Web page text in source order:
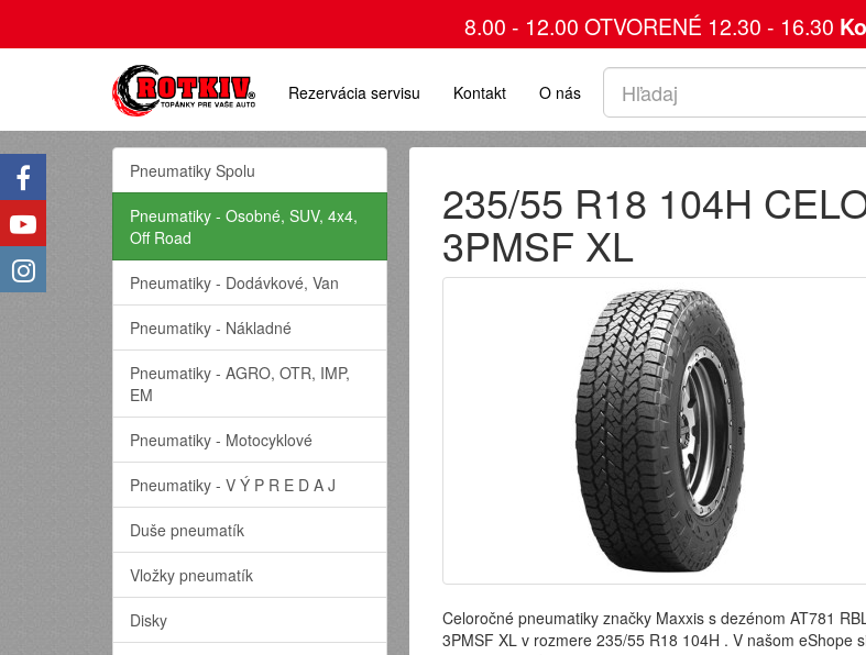
8.00 - 12.00 OTVORENÉ 12.30 - 16.30
Rezervácia servisu Kontakt O nás
235/55 R18 104H
3PMSF XL
Celoročné pneumatiky značky Maxxis s dezénom AT781
3PMSF XL v rozmere 235/55 R18 104H . V našom eShope
Pneumatiky Spolu
Pneumatiky - Osobné, SUV, 4x4,
Off Road
Pneumatiky - Dodávkové, Van
Pneumatiky - Nákladné
Pneumatiky - AGRO, OTR, IMP,
EM
Pneumatiky - Motocyklové
Pneumatiky - V Ý P R E D A J
Duše pneumatík
Vložky pneumatík
Disky